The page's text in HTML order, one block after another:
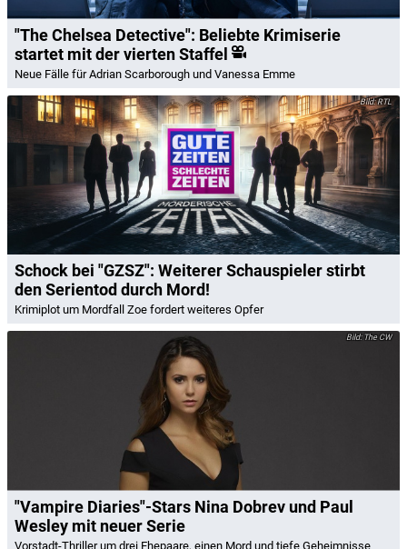
"The Chelsea Detective": Beliebte Krimiserie
startet mit der vierten Staffel
Neue Fälle für Adrian Scarborough und Vanessa Emme
RTL
Schock bei "GZSZ": Weiterer Schauspieler stirbt
den Serientod durch Mord!
Krimiplot um Mordfall Zoe fordert weiteres Opfer
The CW
"Vampire Diaries"-Stars Nina Dobrev und Paul
Wesley mit neuer Serie
Vorstadt-Thriller um drei Ehepaare, einen Mord und tiefe Geheimnisse